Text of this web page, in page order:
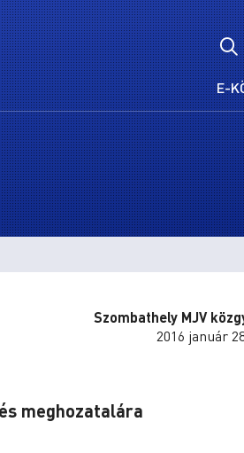
E-
Szombathely MJV
2016 január
meghozatalára